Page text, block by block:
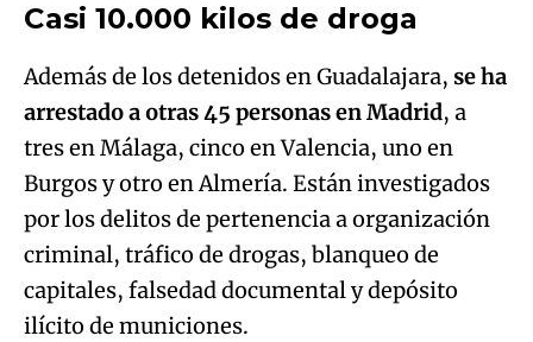
Casi 10.000 kilos de droga
Además de los detenidos en Guadalajara, se ha
arrestado a otras 45 personas en Madrid, a
tres en Málaga, cinco en Valencia, uno en
Burgos y otro en Almería. Están investigados
por los delitos de pertenencia a organización
criminal, tráfico de drogas, blanqueo de
capitales, falsedad documental y depósito
ilícito de municiones.